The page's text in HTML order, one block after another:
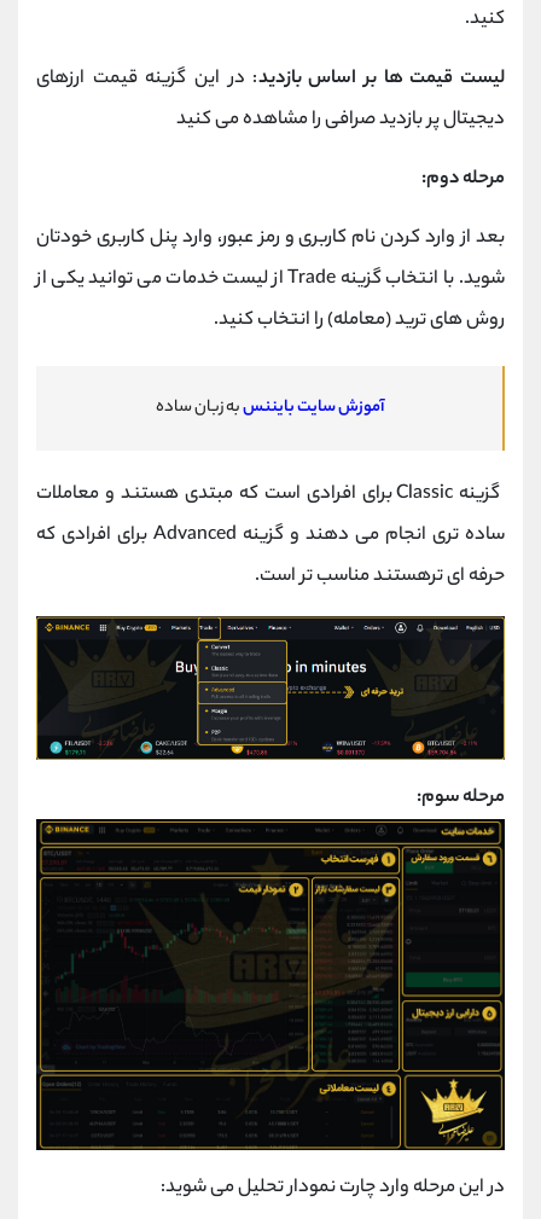
کنید.
لیست قیمت ها بر اساس بازدید: در این گزینه قیمت ارزهای
دیجیتال پر بازدید صرافی را مشاهده می کنید
مرحله دوم:
بعد از وارد کردن نام کاربری و رمز عبور، وارد پنل کاربری خودتان
شوید. با انتخاب گزینه Trade از لیست خدمات می توانید یکی از
روش های ترید (معامله) را انتخاب کنید.
آموزش سایت بایننسبه زبان ساده
گزینه Classic برای افرادی است که مبتدی هستند و معاملات
ساده تری انجام می دهند و گزینه Advanced برای افرادی که
حرفه ای ترهستند مناسب تر است.
مرحله سوم:
در این مرحله وارد چارت نمودار تحلیل می شوید: